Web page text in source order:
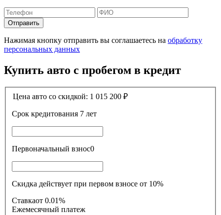
Отправить
Нажимая кнопку отправить вы соглашаетесь на обработку
персональных данных
Купить авто с пробегом в кредит
Цена авто со скидкой: 1 015 200 ₽
Срок кредитования 7 лет
Первоначальный взнос0
Скидка действует при первом взносе от 10%
Ставкаот 0.01%
Ежемесячный платеж